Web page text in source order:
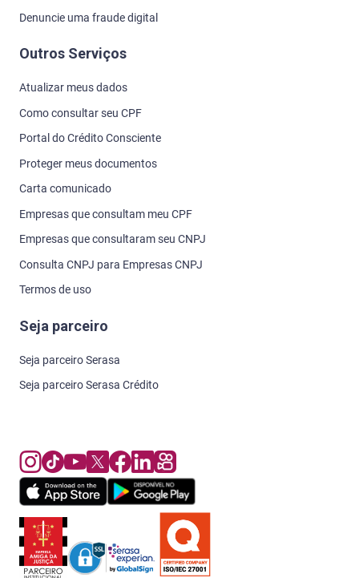
Denuncie uma fraude digital
Outros Serviços
Atualizar meus dados
Como consultar seu CPF
Portal do Crédito Consciente
Proteger meus documentos
Carta comunicado
Empresas que consultam meu CPF
Empresas que consultaram seu CNPJ
Consulta CNPJ para Empresas CNPJ
Termos de uso
Seja parceiro
Seja parceiro Serasa
Seja parceiro Serasa Crédito